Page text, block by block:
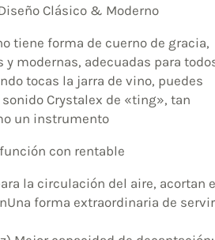
Clásico & Moderno
tiene forma de cuerno de gracia,
modernas, adecuadas para
tocas la jarra de vino, puedes
Crystalex de «ting», tan
un instrumento
con rentable
la circulación del aire, acortan
forma extraordinaria de servir